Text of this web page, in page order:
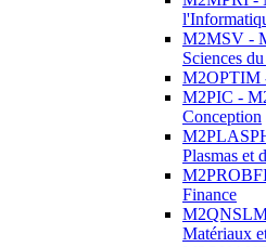
M2MSV -
Sciences
M2OPTIM
M2PIC -
Conception
Plasmas et
Finance
Matériaux